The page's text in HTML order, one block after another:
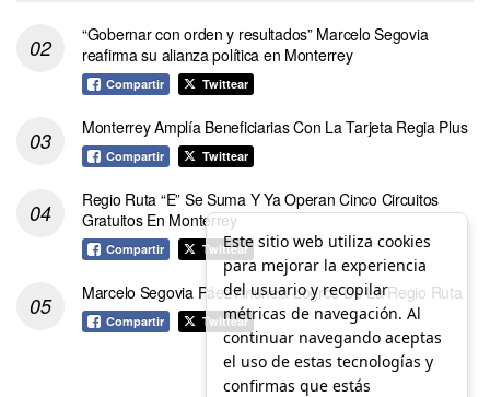
“Gobernar con orden y resultados” Marcelo Segovia
reafirma su alianza política en Monterrey
Compartir Twittear
Monterrey Amplía Beneficiarias Con La Tarjeta Regia Plus
Compartir Twittear
Regio Ruta “E” Se Suma Y Ya Operan Cinco Circuitos
Gratuitos En Monterrey
Compartir Twittear
Marcelo Segovia Páez Anuncia Logros De La Regio Ruta
Compartir Twittear
Este sitio web utiliza cookies
para mejorar la experiencia
del usuario y recopilar
métricas de navegación. Al
continuar navegando aceptas
el uso de estas tecnologías y
confirmas que estás